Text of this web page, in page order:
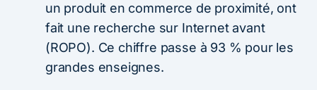
un produit en commerce de proximité, ont
fait une recherche sur Internet avant
(ROPO). Ce chiffre passe à 93 % pour les
grandes enseignes.